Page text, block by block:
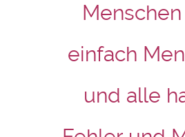
einfach
und alle